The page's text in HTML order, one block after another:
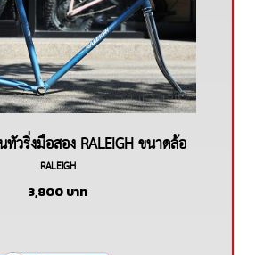
วริ่งมือสอง RALEIGH ขนาดล้อ
27นิ้ว
RALEIGH
3,800บาท